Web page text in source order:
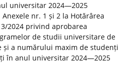
universitar 2024—2025
nr. 1 și 2 la Hotărârea
2024 privind aprobarea
de studii universitare de
și a numărului maxim de studenți
în anul universitar 2024—2025